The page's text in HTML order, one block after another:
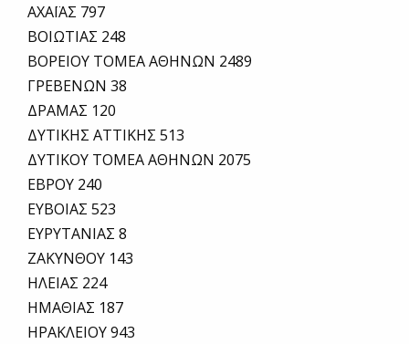
ΑΧΑΪΑΣ 797
ΒΟΙΩΤΙΑΣ 248
ΒΟΡΕΙΟΥ ΤΟΜΕΑ ΑΘΗΝΩΝ 2489
ΓΡΕΒΕΝΩΝ 38
ΔΡΑΜΑΣ 120
ΔΥΤΙΚΗΣ ΑΤΤΙΚΗΣ 513
ΔΥΤΙΚΟΥ ΤΟΜΕΑ ΑΘΗΝΩΝ 2075
ΕΒΡΟΥ 240
ΕΥΒΟΙΑΣ 523
ΕΥΡΥΤΑΝΙΑΣ 8
ΖΑΚΥΝΘΟΥ 143
ΗΛΕΙΑΣ 224
ΗΜΑΘΙΑΣ 187
ΗΡΑΚΛΕΙΟΥ 943